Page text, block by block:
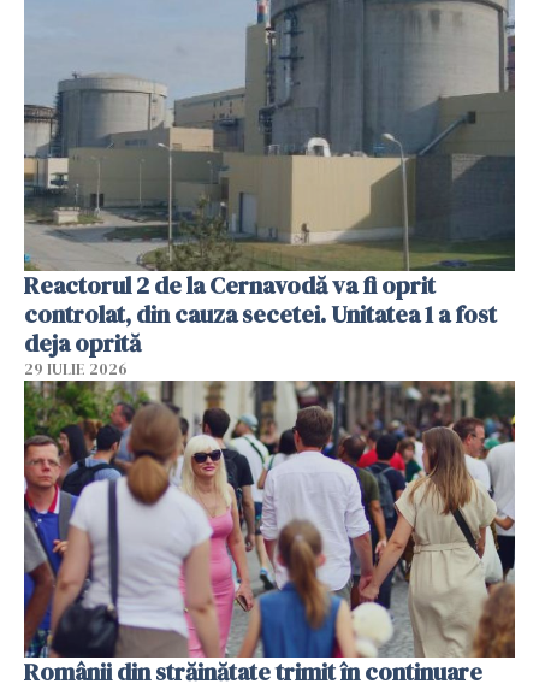
Reactorul 2 de la Cernavodă va fi oprit
controlat, din cauza secetei. Unitatea 1 a fost
deja oprită
29 IULIE 2026
Românii din străinătate trimit în continuare